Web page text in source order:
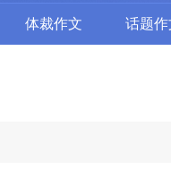
体裁作文 话题作